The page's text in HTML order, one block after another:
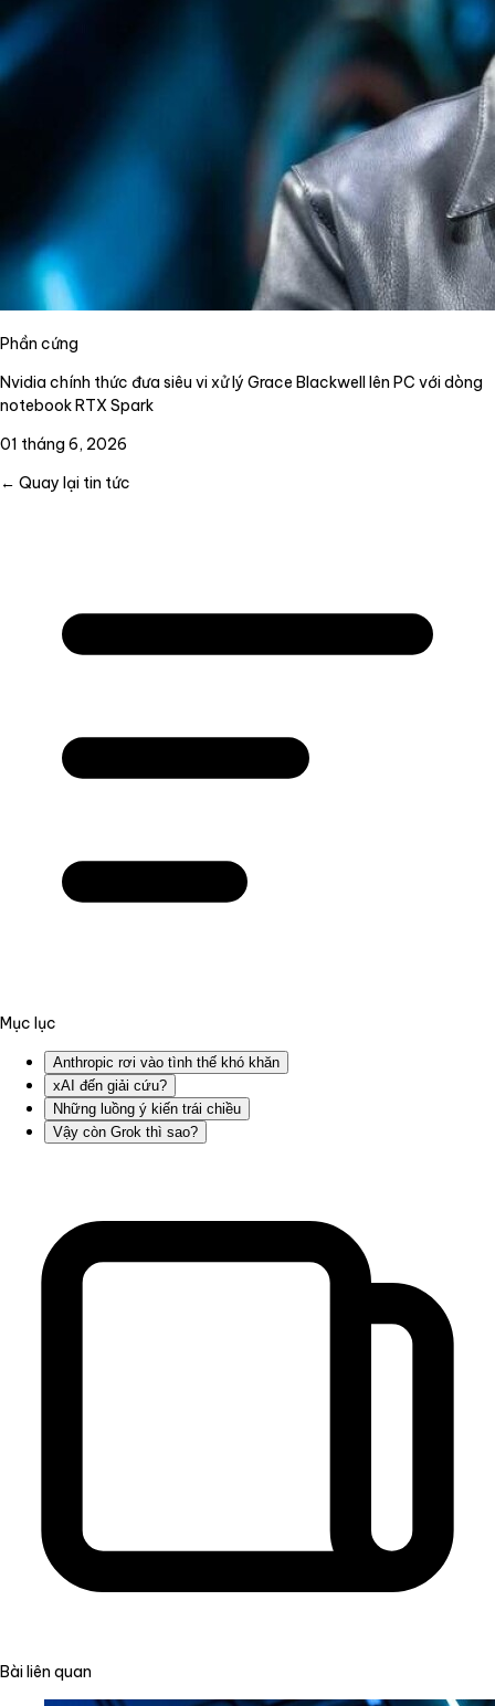
Phần cứng
Nvidia chính thức đưa siêu vi xử lý Grace Blackwell lên PC với dòng
notebook RTX Spark
01 tháng 6, 2026
← Quay lại tin tức
Mục lục
Anthropic rơi vào tình thế khó khăn
xAI đến giải cứu?
Những luồng ý kiến trái chiều
Vậy còn Grok thì sao?
Bài liên quan